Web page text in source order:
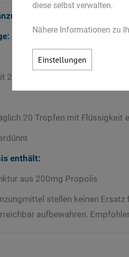
100ml
20% Propolis
20 Tropfen mit Flüssigkeit
enthält:
aus 200mg Propolis
stellen keinen
aufbewahren.
diese selbst verwalten.
Nähere Informationen zu
Einstellungen